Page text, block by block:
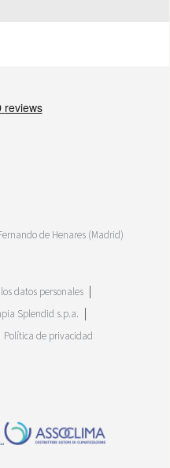
de Henares (Madrid)
datos personales
Splendid s.p.a.
Política de privacidad